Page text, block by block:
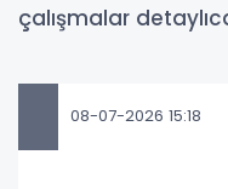
çalışmalar
08-07-2026 15:18